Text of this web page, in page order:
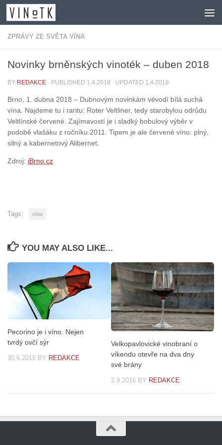
Skip to content
ZPRÁVY ZE SVĚTA VÍNA
Novinky brněnských vinoték – duben 2018
BY REDAKCE · PUBLISHED 1.4.2018 · UPDATED 1.4.2018
Brno, 1. dubna 2018 – Dubnovým novinkám vévodí bílá suchá
vína. Najdeme tu i raritu: Roter Veltliner, tedy starobylou odrůdu
Veltlínské červené. Zajímavostí je i sladký bobulový výběr v
podobě vlašáku z ročníku 2011. Tipem je ale červené víno: plný,
silný a kabernetový Alibernet.
Zdroj: iBrno.cz
Tags: víno
YOU MAY ALSO LIKE...
Pecorino je i víno. Nejen
tvrdý ovčí sýr
30.6.2016 BY REDAKCE
Velkopavlovické vinobraní o
víkendu otevře na dva dny
své brány
2.9.2016 BY REDAKCE